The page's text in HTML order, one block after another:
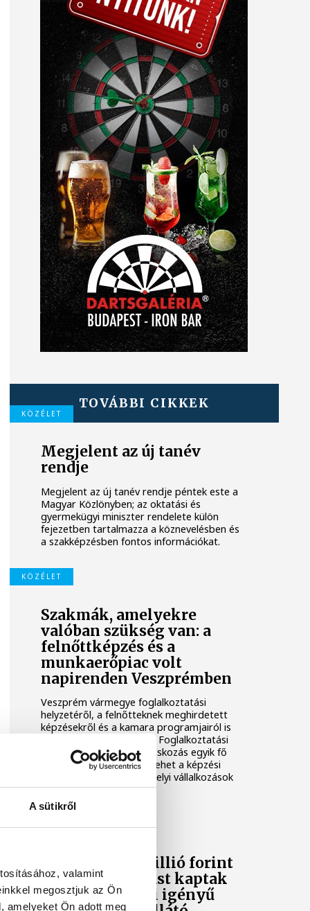
A sütikről
valamint
megosztjuk az Ön
amelyeket Ön adott meg
TOVÁBBI CIKKEK
KÖZÉLET
Megjelent az új tanév
rendje
Megjelent az új tanév rendje péntek este a
Magyar Közlönyben; az oktatási és
gyermekügyi miniszter rendelete külön
fejezetben tartalmazza a köznevelésben és
a szakképzésben fontos információkat.
KÖZÉLET
Szakmák, amelyekre
valóban szükség van: a
felnőttképzés és a
munkaerőpiac volt
napirenden Veszprémben
Veszprém vármegye foglalkoztatási
helyzetéről, a felnőtteknek meghirdetett
képzésekről és a kamara programjairól is
szó volt a Szakképzési és Foglalkoztatási
Bizottság ülésén. A tanácskozás egyik fő
kérdése az volt, hogyan lehet a képzési
kínálatot még jobban a helyi vállalkozások
igényeihez igazítani.
Mintegy 250 millió forint
uniós támogatást kaptak
sajátos nevelési igényű